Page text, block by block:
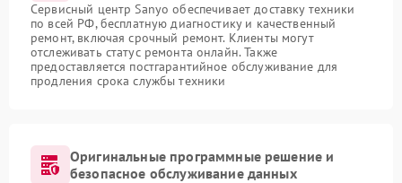
Сервисный центр Sanyo обеспечивает доставку техники
по всей РФ, бесплатную диагностику и качественный
ремонт, включая срочный ремонт. Клиенты могут
отслеживать статус ремонта онлайн. Также
предоставляется постгарантийное обслуживание для
продления срока службы техники
Оригинальные программные решение и
безопасное обслуживание данных